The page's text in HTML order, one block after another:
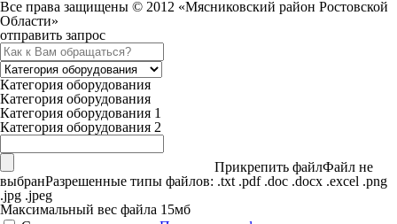
Все права защищены © 2012 «Мясниковский район Ростовской
Области»
отправить запрос
Категория оборудования
Категория оборудования
Категория оборудования 1
Категория оборудования 2
Прикрепить файлФайл не
выбранРазрешенные типы файлов: .txt .pdf .doc .docx .excel .png
.jpg .jpeg
Максимальный вес файла 15мб